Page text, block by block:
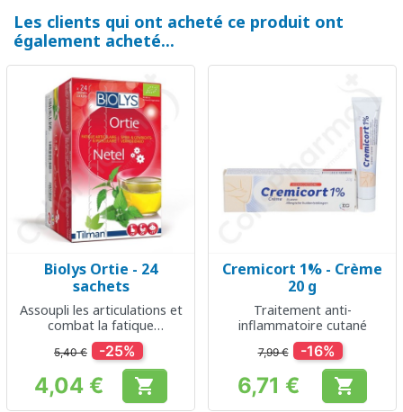
Les clients qui ont acheté ce produit ont
également acheté...
Biolys Ortie - 24
sachets
Assoupli les articulations et
combat la fatique
musculaire
5,40 € -25%
Prix
4,04 € 
Cremicort 1% - Crème
20 g
Traitement anti-
inflammatoire cutané
7,99 € -16%
Prix
6,71 € 